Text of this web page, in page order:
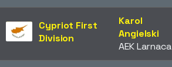
Cypriot First
Division
Karol
Angielski
AEK Larnaca